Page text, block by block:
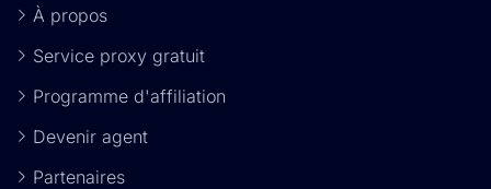
À propos
Service proxy gratuit
Programme d'affiliation
Devenir agent
Partenaires